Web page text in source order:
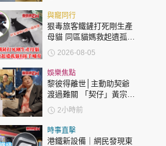
載 ©Eastweek.com.hk. All rights reserved.
與寵同行
狠毒旅客鐵鏟打死剛生產
母貓 同區貓媽救起遺孤貓
B接手哺育
2026-08-05
娛樂焦點
黎彼得離世│主動助契爺
渡過難關 「契仔」黃宗
澤：他的笑聲同精神永遠
陪伴住大家！
2小時前
時事直擊
港鐵新設備｜網民發現東